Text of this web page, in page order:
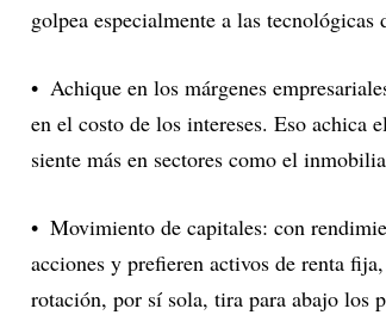
golpea especialmente a las
Achique en los márgenes
en el costo de los intereses. Eso achica
siente más en sectores como el
Movimiento de capitales: con
acciones y prefieren activos de renta
rotación, por sí sola, tira para abajo los